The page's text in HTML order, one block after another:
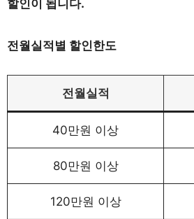
할인이 됩니다.
전월실적별 할인한도
전월실적
40만원 이상
80만원 이상
120만원 이상